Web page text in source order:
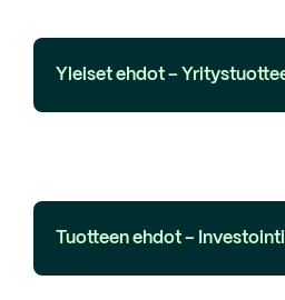
Yleiset ehdot –
Tuotteen ehdot –